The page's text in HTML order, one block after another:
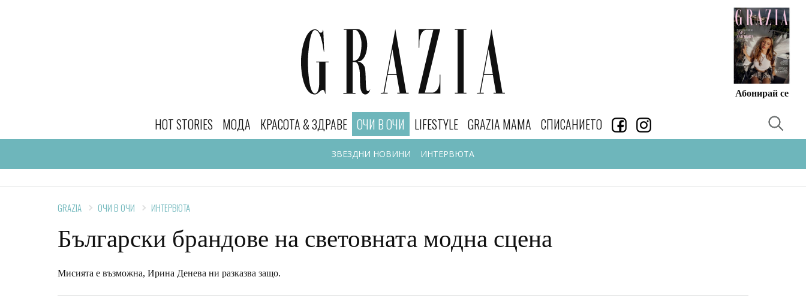
Абонирай се
HOT STORIES МОДА КРАСОТА & ЗДРАВЕ ОЧИ В ОЧИ
ЗВЕЗДНИ НОВИНИ ИНТЕРВЮТА
LIFESTYLE GRAZIA MAMA СПИСАНИЕТО
GRAZIA ОЧИ В ОЧИ ИНТЕРВЮТА
Български брандове на световната модна сцена
Мисията е възможна, Ирина Денева ни разказва защо.